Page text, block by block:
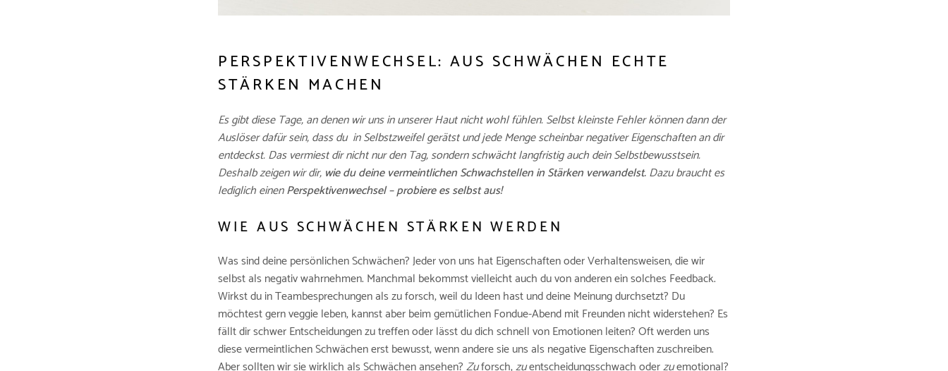
PERSPEKTIVENWECHSEL: AUS SCHWÄCHEN ECHTE
STÄRKEN MACHEN
Es gibt diese Tage, an denen wir uns in unserer Haut nicht wohl fühlen. Selbst kleinste Fehler können dann der
Auslöser dafür sein, dass du in Selbstzweifel gerätst und jede Menge scheinbar negativer Eigenschaften an dir
entdeckst. Das vermiest dir nicht nur den Tag, sondern schwächt langfristig auch dein Selbstbewusstsein.
Deshalb zeigen wir dir, wie du deine vermeintlichen Schwachstellen in Stärken verwandelst.Dazu braucht es
lediglich einenPerspektivenwechsel – probiere es selbst aus!
WIE AUS SCHWÄCHEN STÄRKEN WERDEN
Was sind deine persönlichen Schwächen? Jeder von uns hat Eigenschaften oder Verhaltensweisen, die wir
selbst als negativ wahrnehmen. Manchmal bekommst vielleicht auch du von anderen ein solches Feedback.
Wirkst du in Teambesprechungen als zu forsch, weil du Ideen hast und deine Meinung durchsetzt? Du
möchtest gern veggie leben, kannst aber beim gemütlichen Fondue-Abend mit Freunden nicht widerstehen? Es
fällt dir schwer Entscheidungen zu treffen oder lässt du dich schnell von Emotionen leiten? Oft werden uns
diese vermeintlichen Schwächen erst bewusst, wenn andere sie uns als negative Eigenschaften zuschreiben.